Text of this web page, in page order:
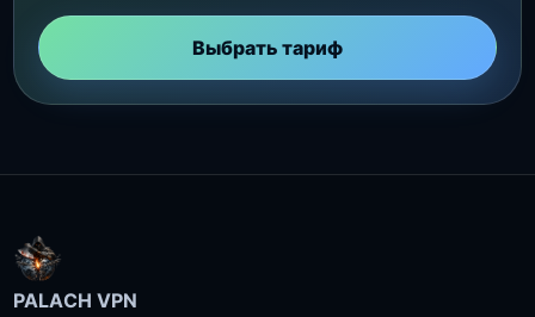
Выбрать тариф
PALACH VPN